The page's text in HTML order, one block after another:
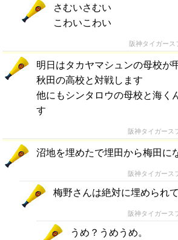
さむいさむい
こわいこわい
阪神タイガース
明日はタカヤマシュンの母校が
秋田の高校と対戦します
他にもシンタロウの母校と海く
す
阪神タイガース
沼地を埋めたで埋田から梅田に
阪神タイガース
梅野さんは絶対に埋められ
阪神タイガース
うめ？うめうめ。